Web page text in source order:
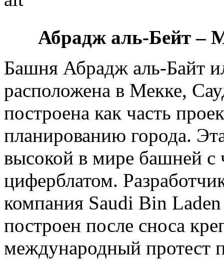
Абрадж аль-Бейт –
Башня Абрадж аль-Байт
расположена в Мекке,
построена как часть
планированию города.
высокой в мире башней
циферблатом.
компания Saudi Bin
построен после сноса
международный протест